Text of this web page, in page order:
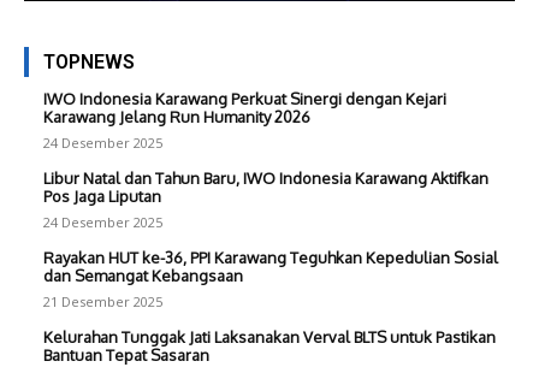
TOPNEWS
IWO Indonesia Karawang Perkuat Sinergi dengan Kejari
Karawang Jelang Run Humanity 2026
24 Desember 2025
Libur Natal dan Tahun Baru, IWO Indonesia Karawang Aktifkan
Pos Jaga Liputan
24 Desember 2025
Rayakan HUT ke-36, PPI Karawang Teguhkan Kepedulian Sosial
dan Semangat Kebangsaan
21 Desember 2025
Kelurahan Tunggak Jati Laksanakan Verval BLTS untuk Pastikan
Bantuan Tepat Sasaran